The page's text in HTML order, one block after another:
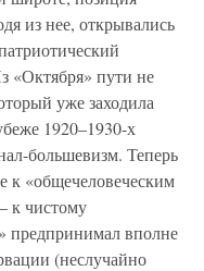
из нее, открывались
«Октября» пути не
уже заходила
1920–1930-х
большевизм. Теперь
к «общечеловеческим
к чистому
предпринимал вполне
(неслучайно